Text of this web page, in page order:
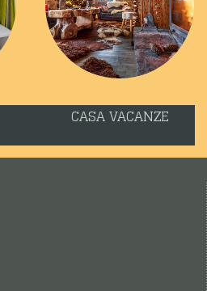
CASA VACANZE